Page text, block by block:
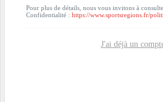
Pour plus de détails, nous vous invitons à
Confidentialité : https://www.sportsregions.fr/
J'ai déjà un